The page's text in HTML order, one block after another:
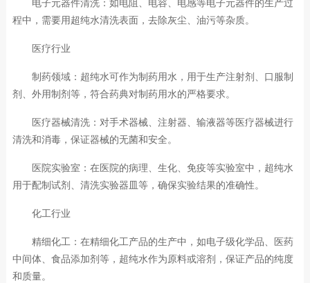
程中，需要用超纯水清洗表面，去除灰尘、油污等杂质。
医疗行业
制药领域：超纯水可作为制药用水，用于生产注射剂、口服制
剂、外用制剂等，符合药典对制药用水的严格要求。
医疗器械清洗：对手术器械、注射器、输液器等医疗器械进行
清洗和消毒，保证器械的无菌和安全。
医院实验室：在医院的病理、生化、免疫等实验室中，超纯水
用于配制试剂、清洗实验器皿等，确保实验结果的准确性。
化工行业
精细化工：在精细化工产品的生产中，如电子级化学品、医药
中间体、食品添加剂等，超纯水作为原料或溶剂，保证产品的纯度
和质量。